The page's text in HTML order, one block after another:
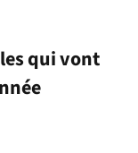
qui vont